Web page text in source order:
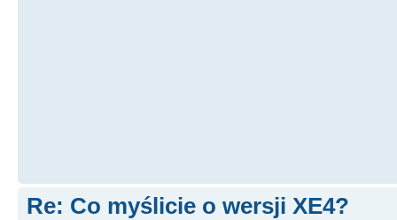
Re: Co myślicie o wersji XE4?